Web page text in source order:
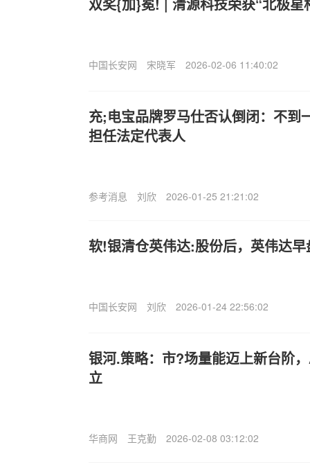
中国长安网 宋晓军 2026-02-06 11:40:02
充;电宝品牌罗马仕否认倒闭：不到
担任法定代表人
参考消息 刘欣 2026-01-25 21:21:02
软!银清仓英伟达:股份后，英伟达
中国长安网 刘欣 2026-01-24 22:56:02
银河.策略：市?场量能迈上新台阶
立
华商网 王克勤 2026-02-08 03:12:02